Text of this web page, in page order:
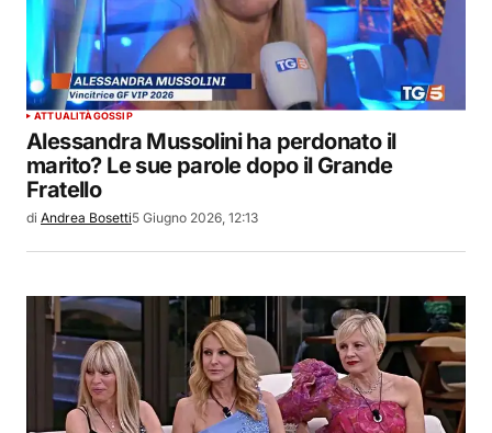
ATTUALITÀGOSSIP
Alessandra Mussolini ha perdonato il
marito? Le sue parole dopo il Grande
Fratello
di Andrea Bosetti5 Giugno 2026, 12:13